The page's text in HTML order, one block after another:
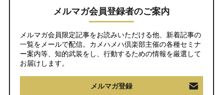
メルマガ会員登録者のご案内
メルマガ会員限定記事をお読みいただける他、新着記事の
一覧をメールで配信。カメハメハ倶楽部主催の各種セミナ
ー案内等、知的武装をし、行動するための情報を厳選して
お届けします。
メルマガ登録